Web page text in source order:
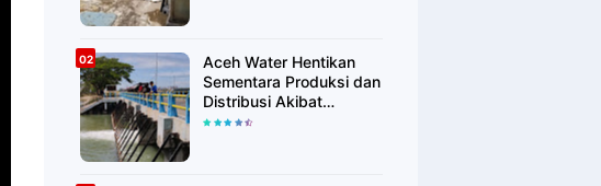
Aceh Water Hentikan
Sementara Produksi dan
Distribusi Akibat
Fenomena Alam yang